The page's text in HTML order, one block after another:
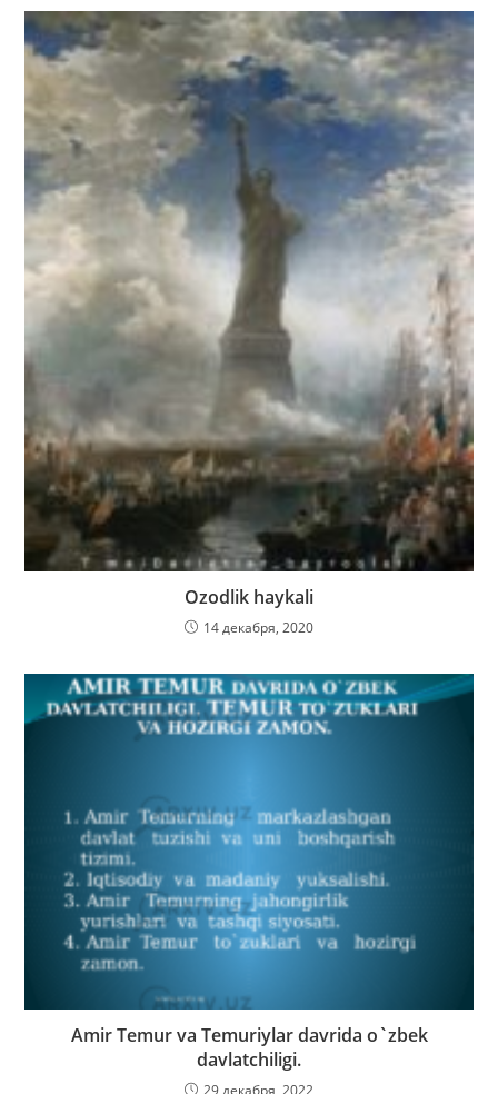
Ozodlik haykali
14 декабря, 2020
Amir Temur va Temuriylar davrida o`zbek
davlatchiligi.
29 декабря, 2022